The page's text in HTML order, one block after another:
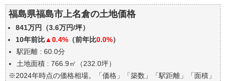
福島県福島市上名倉の土地の過去の売買事例
公示地価はいくら
エリアの将来性を人口予想から検討しよう
自分の年収でいくらの不動産が買える？
福島県福島市上名倉の土地価格
841万円（3.6万円/坪）
10年前比▲0.4% （前年比0.0%）
駅距離 : 60.0分
土地面積 : 766.9㎡（232.0坪）
※2024年時点の価格相場。「価格」「築数」「駅距離」「面積」